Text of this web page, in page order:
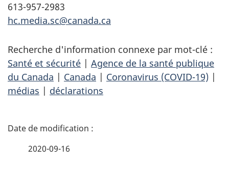
613-957-2983
hc.media.sc@canada.ca
Recherche d'information connexe par mot-clé :
Santé et sécurité | Agence de la santé publique
du Canada | Canada | Coronavirus (COVID-19) |
médias | déclarations
D
2020-09-16